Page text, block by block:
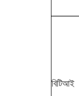
বিটিআই